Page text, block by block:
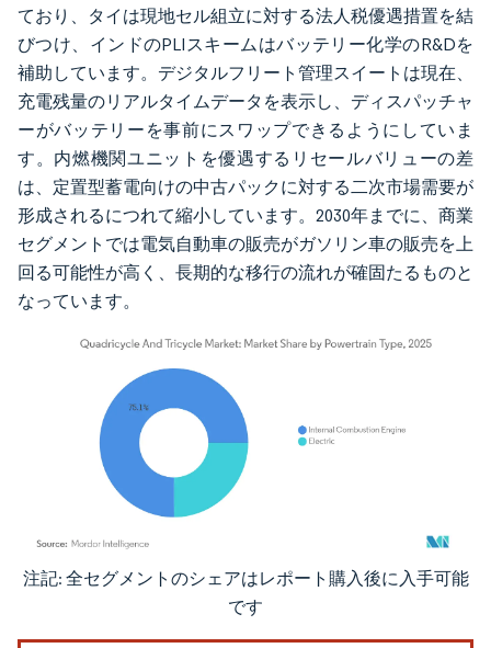
ており、タイは現地セル組立に対する法人税優遇措置を結
びつけ、インドのPLIスキームはバッテリー化学のR&Dを
補助しています。デジタルフリート管理スイートは現在、
充電残量のリアルタイムデータを表示し、ディスパッチャ
ーがバッテリーを事前にスワップできるようにしていま
す。内燃機関ユニットを優遇するリセールバリューの差
は、定置型蓄電向けの中古パックに対する二次市場需要が
形成されるにつれて縮小しています。2030年までに、商業
セグメントでは電気自動車の販売がガソリン車の販売を上
回る可能性が高く、長期的な移行の流れが確固たるものと
なっています。
画像 © Mordor Intelligence。再利用にはCC BY 4.0の表示が必要です。
注記: 全セグメントのシェアはレポート購入後に入手可能
です